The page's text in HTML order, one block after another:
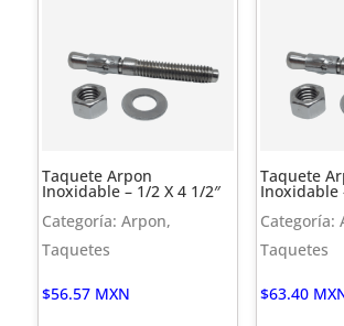
Taquete Arpon
Inoxidable – 1/2 X 4 1/2″
Categoría: Arpon,
Taquetes
$56.57 MXN
Taquete
Inoxidable
Categoría:
Taquetes
$63.40